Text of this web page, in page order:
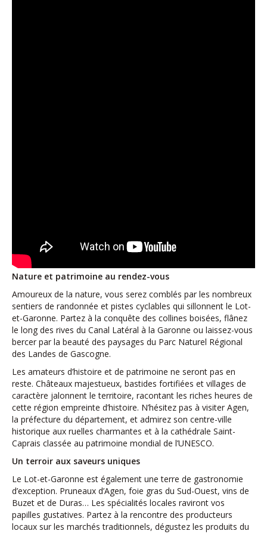
Nature et patrimoine au rendez-vous
Amoureux de la nature, vous serez comblés par les nombreux
sentiers de randonnée et pistes cyclables qui sillonnent le Lot-
et-Garonne. Partez à la conquête des collines boisées, flânez
le long des rives du Canal Latéral à la Garonne ou laissez-vous
bercer par la beauté des paysages du Parc Naturel Régional
des Landes de Gascogne.
Les amateurs d’histoire et de patrimoine ne seront pas en
reste. Châteaux majestueux, bastides fortifiées et villages de
caractère jalonnent le territoire, racontant les riches heures de
cette région empreinte d’histoire. N’hésitez pas à visiter Agen,
la préfecture du département, et admirez son centre-ville
historique aux ruelles charmantes et à la cathédrale Saint-
Caprais classée au patrimoine mondial de l’UNESCO.
Un terroir aux saveurs uniques
Le Lot-et-Garonne est également une terre de gastronomie
d’exception. Pruneaux d’Agen, foie gras du Sud-Ouest, vins de
Buzet et de Duras… Les spécialités locales raviront vos
papilles gustatives. Partez à la rencontre des producteurs
locaux sur les marchés traditionnels, dégustez les produits du